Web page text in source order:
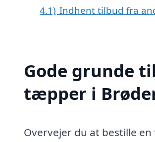
4.1) Indhent tilbud fra
Gode grunde
tæpper i
Overvejer du at bestille